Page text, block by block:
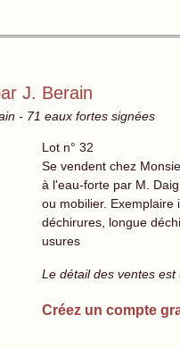
J. Berain
- 71 eaux fortes signées
Lot n° 32
Se vendent chez
à l'eau-forte par M.
ou mobilier. Exemplaire
déchirures, longue
usures
Le détail des ventes
Créez un compte